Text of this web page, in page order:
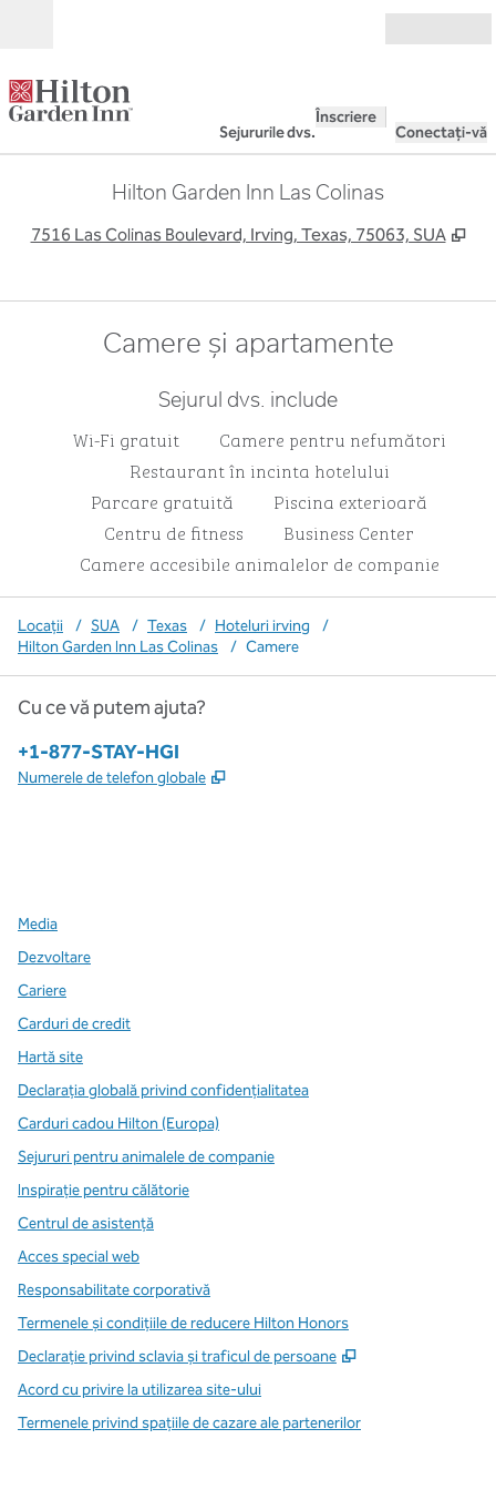
Sejururile dvs.
Înscriere
Conectați-vă
Hilton Garden Inn Las Colinas
7516 Las Colinas Boulevard, Irving, Texas, 75063, SUA ,
Camere și apartamente
Sejurul dvs. include
Wi-Fi gratuit
Camere pentru nefumători
Restaurant în incinta hotelului
Parcare gratuită
Piscina exterioară
Centru de fitness
Business Center
Camere accesibile animalelor de companie
Locații / SUA / Texas / Hoteluri irving
/
Hilton Garden Inn Las Colinas
/ Camere
Cu ce vă putem ajuta?
Telefon:
+1-877-STAY-HGI
Numerele de telefon globale ,
Media
Dezvoltare
Cariere
Carduri de credit
Hartă site
Declarația globală privind confidenţialitatea
Carduri cadou Hilton (Europa)
Sejururi pentru animalele de companie
Inspirație pentru călătorie
Centrul de asistență
Acces special web
Responsabilitate corporativă
Termenele și condițiile de reducere Hilton Honors
Declarație privind sclavia și traficul de persoane
,
Acord cu privire la utilizarea site-ului
Termenele privind spațiile de cazare ale partenerilor